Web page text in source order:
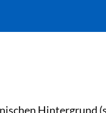
Hintergrund